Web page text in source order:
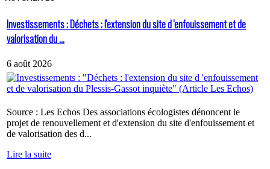
Investissements : Déchets : l'extension du site d 'enfouissement et de
valorisation du ...
6 août 2026
Source : Les Echos Des associations écologistes dénoncent le
projet de renouvellement et d'extension du site d'enfouissement et
de valorisation des d...
Lire la suite